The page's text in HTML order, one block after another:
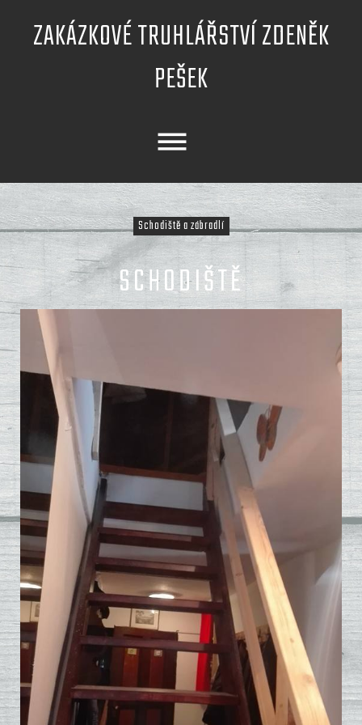
contentZAKÁZKOVÉ TRUHLÁŘSTVÍ ZDENĚK
PEŠEK
Schodiště a zábradlí
SCHODIŠTĚ